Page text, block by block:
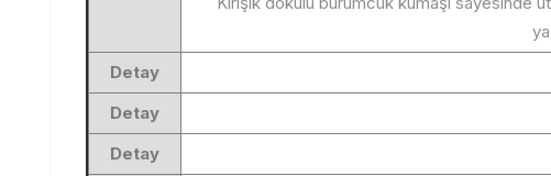
Detay
Detay
Detay